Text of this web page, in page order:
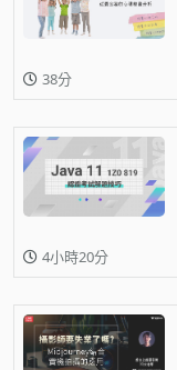
38分
4小時20分